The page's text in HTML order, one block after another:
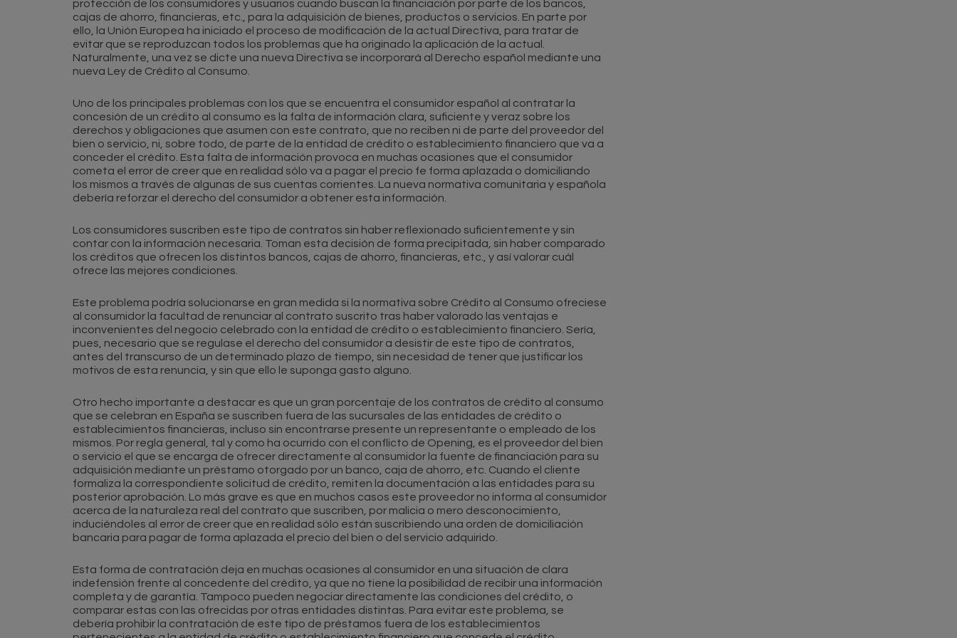
protección de los consumidores y usuarios cuando buscan la financiación por parte de los bancos,
cajas de ahorro, financieras, etc., para la adquisición de bienes, productos o servicios. En parte por
ello, la Unión Europea ha iniciado el proceso de modificación de la actual Directiva, para tratar de
evitar que se reproduzcan todos los problemas que ha originado la aplicación de la actual.
Naturalmente, una vez se dicte una nueva Directiva se incorporará al Derecho español mediante una
nueva Ley de Crédito al Consumo.
Uno de los principales problemas con los que se encuentra el consumidor español al contratar la
concesión de un crédito al consumo es la falta de información clara, suficiente y veraz sobre los
derechos y obligaciones que asumen con este contrato, que no reciben ni de parte del proveedor del
bien o servicio, ni, sobre todo, de parte de la entidad de crédito o establecimiento financiero que va a
conceder el crédito. Esta falta de información provoca en muchas ocasiones que el consumidor
cometa el error de creer que en realidad sólo va a pagar el precio fe forma aplazada o domiciliando
los mismos a través de algunas de sus cuentas corrientes. La nueva normativa comunitaria y española
debería reforzar el derecho del consumidor a obtener esta información.
Los consumidores suscriben este tipo de contratos sin haber reflexionado suficientemente y sin
contar con la información necesaria. Toman esta decisión de forma precipitada, sin haber comparado
los créditos que ofrecen los distintos bancos, cajas de ahorro, financieras, etc., y así valorar cuál
ofrece las mejores condiciones.
Este problema podría solucionarse en gran medida si la normativa sobre Crédito al Consumo ofreciese
al consumidor la facultad de renunciar al contrato suscrito tras haber valorado las ventajas e
inconvenientes del negocio celebrado con la entidad de crédito o establecimiento financiero. Sería,
pues, necesario que se regulase el derecho del consumidor a desistir de este tipo de contratos,
antes del transcurso de un determinado plazo de tiempo, sin necesidad de tener que justificar los
motivos de esta renuncia, y sin que ello le suponga gasto alguno.
Otro hecho importante a destacar es que un gran porcentaje de los contratos de crédito al consumo
que se celebran en España se suscriben fuera de las sucursales de las entidades de crédito o
establecimientos financieras, incluso sin encontrarse presente un representante o empleado de los
mismos. Por regla general, tal y como ha ocurrido con el conflicto de Opening, es el proveedor del bien
o servicio el que se encarga de ofrecer directamente al consumidor la fuente de financiación para su
adquisición mediante un préstamo otorgado por un banco, caja de ahorro, etc. Cuando el cliente
formaliza la correspondiente solicitud de crédito, remiten la documentación a las entidades para su
posterior aprobación. Lo más grave es que en muchos casos este proveedor no informa al consumidor
acerca de la naturaleza real del contrato que suscriben, por malicia o mero desconocimiento,
induciéndoles al error de creer que en realidad sólo están suscribiendo una orden de domiciliación
bancaria para pagar de forma aplazada el precio del bien o del servicio adquirido.
Esta forma de contratación deja en muchas ocasiones al consumidor en una situación de clara
indefensión frente al concedente del crédito, ya que no tiene la posibilidad de recibir una información
completa y de garantía. Tampoco pueden negociar directamente las condiciones del crédito, o
comparar estas con las ofrecidas por otras entidades distintas. Para evitar este problema, se
debería prohibir la contratación de este tipo de préstamos fuera de los establecimientos